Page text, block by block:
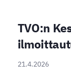
TVO:n
21.4.2026